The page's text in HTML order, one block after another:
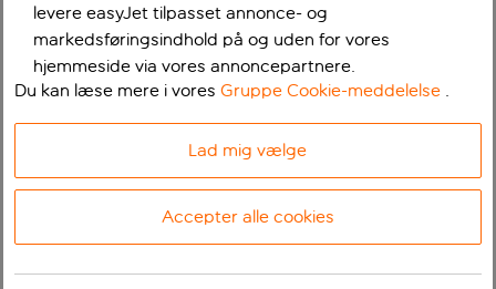
levere easyJet tilpasset annonce- og
markedsføringsindhold på og uden for vores
hjemmeside via vores annoncepartnere.
Du kan læse mere i voresGruppe Cookie-meddelelse .
Lad mig vælge
Accepter alle cookies